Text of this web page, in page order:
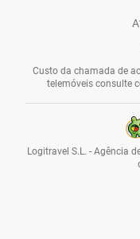
Custo da chamada de
telemóveis consulte
Logitravel S.L. - Agência